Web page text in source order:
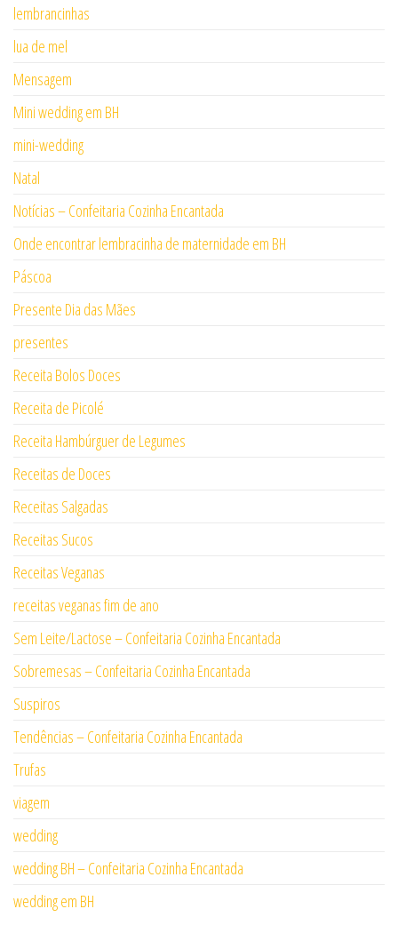
lembrancinhas
lua de mel
Mensagem
Mini wedding em BH
mini-wedding
Natal
Notícias – Confeitaria Cozinha Encantada
Onde encontrar lembracinha de maternidade em BH
Páscoa
Presente Dia das Mães
presentes
Receita Bolos Doces
Receita de Picolé
Receita Hambúrguer de Legumes
Receitas de Doces
Receitas Salgadas
Receitas Sucos
Receitas Veganas
receitas veganas fim de ano
Sem Leite/Lactose – Confeitaria Cozinha Encantada
Sobremesas – Confeitaria Cozinha Encantada
Suspiros
Tendências – Confeitaria Cozinha Encantada
Trufas
viagem
wedding
wedding BH – Confeitaria Cozinha Encantada
wedding em BH